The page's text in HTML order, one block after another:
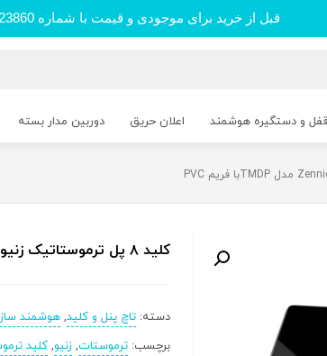
قبل از خرید برای موجودی و قیمت با شماره 02128423860 تماس بگیرید.
قفل و دستگیره هوشمند اعلان حریق دوربین مدار بسته
کلید ۸ پل ترموستاتیک زنیو Zennio مدل TMDPبا فریم PVC
دسته:تاچ پنل و کلید,هوشمند
برچسب:ترموستات,زنیو,کلید